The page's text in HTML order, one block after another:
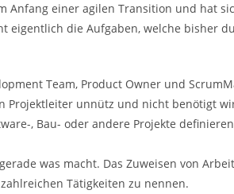
Anfang einer agilen Transition und hat
eigentlich die Aufgaben, welche bisher
Team, Product Owner und
Projektleiter unnütz und nicht benötigt
, Bau- oder andere Projekte
was macht. Das Zuweisen von
Tätigkeiten zu nennen.